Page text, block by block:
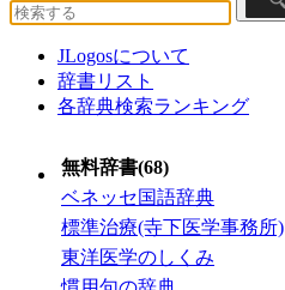
JLogosについて
辞書リスト
各辞典検索ランキング
無料辞書(68)
ベネッセ国語辞典
標準治療(寺下医学事務所)
東洋医学のしくみ